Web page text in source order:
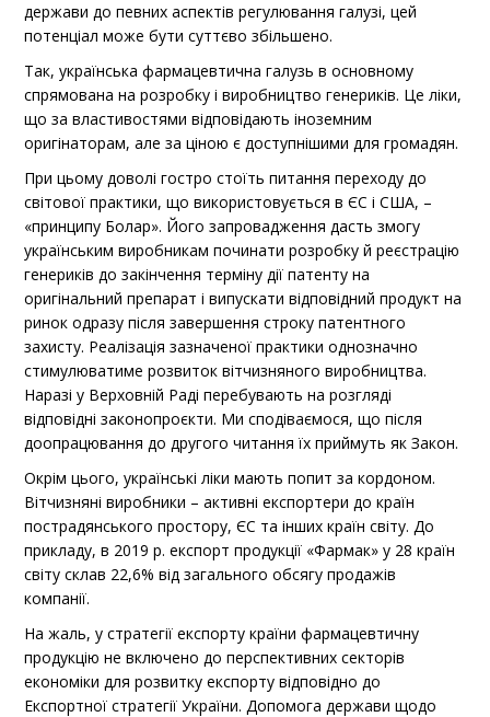
держави до певних аспектів регулювання галузі, цей
потенціал може бути суттєво збільшено.
Так, українська фармацевтична галузь в основному
спрямована на розробку і виробництво генериків. Це ліки,
що за властивостями відповідають іноземним
оригінаторам, але за ціною є доступнішими для громадян.
При цьому доволі гостро стоїть питання переходу до
світової практики, що використовується в ЄС і США, –
«принципу Болар». Його запровадження дасть змогу
українським виробникам починати розробку й реєстрацію
генериків до закінчення терміну дії патенту на
оригінальний препарат і випускати відповідний продукт на
ринок одразу після завершення строку патентного
захисту. Реалізація зазначеної практики однозначно
стимулюватиме розвиток вітчизняного виробництва.
Наразі у Верховній Раді перебувають на розгляді
відповідні законопроєкти. Ми сподіваємося, що після
доопрацювання до другого читання їх приймуть як Закон.
Окрім цього, українські ліки мають попит за кордоном.
Вітчизняні виробники – активні експортери до країн
пострадянського простору, ЄС та інших країн світу. До
прикладу, в 2019 р. експорт продукції «Фармак» у 28 країн
світу склав 22,6% від загального обсягу продажів
компанії.
На жаль, у стратегії експорту країни фармацев­тичну
продукцію не включено до перспективних секторів
економіки для розвитку експорту відповідно до
Експортної стратегії України. Допомога держави щодо